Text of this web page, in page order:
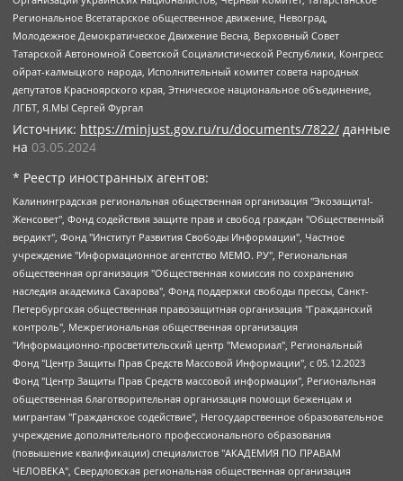
Региональное Всетатарское общественное движение, Невоград,
Молодежное Демократическое Движение Весна, Верховный Совет
Татарской Автономной Советской Социалистической Республики, Конгресс
ойрат-калмыцкого народа, Исполнительный комитет совета народных
депутатов Красноярского края, Этническое национальное объединение,
ЛГБТ, Я.МЫ Сергей Фургал
Источник: https://minjust.gov.ru/ru/documents/7822/ данные
на 03.05.2024
* Реестр иностранных агентов:
Калининградская региональная общественная организация "Экозащита!-Женсовет", Фонд содействия защите прав и свобод граждан "Общественный вердикт", Фонд "Институт Развития Свободы Информации", Частное учреждение "Информационное агентство МЕМО. РУ", Региональная общественная организация "Общественная комиссия по сохранению наследия академика Сахарова", Фонд поддержки свободы прессы, Санкт-Петербургская общественная правозащитная организация "Гражданский контроль", Межрегиональная общественная организация "Информационно-просветительский центр "Мемориал", Региональный Фонд "Центр Защиты Прав Средств Массовой Информации", с 05.12.2023 Фонд "Центр Защиты Прав Средств массовой информации", Региональная общественная благотворительная организация помощи беженцам и мигрантам "Гражданское содействие", Негосударственное образовательное учреждение дополнительного профессионального образования (повышение квалификации) специалистов "АКАДЕМИЯ ПО ПРАВАМ ЧЕЛОВЕКА", Свердловская региональная общественная организация "Сутяжник", Автономная некоммерческая организация "Центр независимых социологических исследований", Союз общественных объединений "Российский исследовательский центр по правам человека", Региональное общественное учреждение научно-информационный центр "МЕМОРИАЛ", Некоммерческая организация "Фонд защиты гласности", Автономная некоммерческая организация "Институт прав человека", Городская общественная организация "Екатеринбургское общество "МЕМОРИАЛ", Городская общественная организация "Рязанское историко-просветительское и правозащитное общество "Мемориал" (Рязанский Мемориал), Челябинский региональный орган общественной самодеятельности – женское общественное объединение "Женщины Евразии", Челябинский региональный орган общественной самодеятельности "Уральская правозащитная группа", Фонд содействия защите здоровья и социальной справедливости имени Андрея Рылькова, Автономная Некоммерческая Организация "Аналитический Центр Юрия Левады", Автономная некоммерческая организация социальной поддержки населения "Проект Апрель", Региональная общественная организация помощи женщинам и детям, находящимся в кризисной ситуации "Информационно-методический центр "Анна", Фонд содействия развитию массовых коммуникаций и правовому просвещению "Так-так-Так", Фонд содействия устойчивому развитию "Серебряная тайга", Свердловский региональный общественный фонд социальных проектов "Новое время", "Idel.Реалии", Кавказ.Реалии, Крым.Реалии, Телеканал Настоящее Время, Татаро-башкирская служба Радио Свобода (Azatliq Radiosi), Радио Свободная Европа/Радио Свобода (PCE/PC), "Сибирь.Реалии", "Фактограф", Благотворительный фонд помощи осужденным и их семьям, Автономная некоммерческая организация "Институт глобализации и социальных движений", Фонд "В защиту прав заключенных", Частное учреждение "Центр поддержки и содействия развитию средств массовой информации", Пензенский региональный общественный благотворительный фонд "Гражданский союз", "Север.Реалии", Некоммерческая организация Фонд "Правовая инициатива", Общество с ограниченной ответственностью "Радио Свободная Европа/Радио Свобода", Чешское информационное агентство "MEDIUM-ORIENT", Красноярская региональная общественная организация "Мы против СПИДа", Камалягин Денис Николаевич, Маркелов Сергей Евгеньевич, Пономарев Лев Александрович, Савицкая Людмила Алексеевна, Автономная некоммерческая организация "Центр по работе с проблемой насилия "НАСИЛИЮ.НЕТ", Межрегиональный профессиональный союз работников здравоохранения "Альянс врачей", Юридическое лицо, зарегистрированное в Латвийской Республике, SIA "Medusa Project" (регистрационный номер 40103797863, дата регистрации 10.06.2014), Некоммерческая организация "Фонд по борьбе с коррупцией", Автономная некоммерческая организация "Институт права и публичной политики", Баданин Роман Сергеевич, Гликин Максим Александрович, Железнова Мария Михайловна, Лукьянова Юлия Сергеевна, Маетная Елизавета Витальевна, Маняхин Петр Борисович, Чуракова Ольга Владимировна, Ярош Юлия Петровна, Юридическое лицо "The Insider SIA", зарегистрированное в Риге, Латвийская Республика (дата регистрации 26.06.2015), являющееся администратором доменного имени интернет-издания "The Insider SIA", https://theins.ru, Постернак Алексей Евгеньевич, Рубин Михаил Аркадьевич, Анин Роман Александрович, Юридическое лицо Istories fonds, зарегистрированное в Латвийской Республике (регистрационный номер 50008295751, дата регистрации 24.02.2020), Великовский Дмитрий Александрович, Долинина Ирина Николаевна, Мароховская Алеся Алексеевна, Шлейнов Роман Юрьевич, Шмагун Олеся Валентиновна, Общество с ограниченной ответственностью "Альтаир 2021", Общество с ограниченной ответственностью "Вега 2021", Общество с ограниченной ответственностью "Главный редактор 2021", Общество с ограниченной ответственностью "Ромашки монолит", Важенков Артем Валерьевич, Ивановская областная общественная организация "Центр гендерных исследований", Гурман Юрий Альбертович, Медиапроект "ОВД-Инфо", Егоров Владимир Владимирович, Жилинский Владимир Александрович, Общество с ограниченной ответственностью "ЗП", Иванова София Юрьевна, Карезина Инна Павловна, Кильтау Екатерина Викторовна, Петров Алексей Викторович, Пискунов Сергей Евгеньевич, Смирнов Сергей Сергеевич, Тихонов Михаил Сергеевич, Общество с ограниченной ответственностью "ЖУРНАЛИСТ-ИНОСТРАННЫЙ АГЕНТ", Арапова Галина Юрьевна, Вольтская Татьяна Анатольевна, Американская компания "Mason G.E.S. Anonymous Foundation" (США), являющаяся владельцем интернет-издания https://mnews.world/, Компания "Stichting Bellingcat", зарегистрированная в Нидерландах (дата регистрации 11.07.2018), Захаров Андрей Вячеславович, Клепиковская Екатерина Дмитриевна, Общество с ограниченной ответственностью "МЕМО", Перл Роман Александрович, Симонов Евгений Алексеевич, Соловьева Елена Анатольевна, Сотников Даниил Владимирович, Сурначева Елизавета Дмитриевна, Автономная некоммерческая организация по защите прав человека и информированию населения "Якутия – Наше Мнение", Общество с ограниченной ответственностью "Москоу диджитал медиа", с 26.01.2023 Общество с ограниченной ответственностью "Чайка Белые сады", Ветошкина Валерия Валерьевна, Заговора Максим Александрович, Межрегиональное общественное движение "Российская ЛГБТ - сеть", Оленичев Максим Владимирович, Павлов Иван Юрьевич, Скворцова Елена Сергеевна, Общество с ограниченной ответственностью "Как бы инагент", Кочетков Игорь Викторович, Общество с ограниченной ответственностью "Честные выборы", Еланчик Олег Александрович, Общество с ограниченной ответственностью "Нобелевский призыв", Гималова Регина Эмилевна, Григорьев Андрей Валерьевич, Григорьева Алина Александровна, Ассоциация по содействию защите прав призывников, альтернативнослужащих и военнослужащих "Правозащитная группа "Гражданин.Армия.Право", Хисамова Регина Фаритовна, Автономная некоммерческая организация по реализации социально-правовых программ "Лилит", Дальневосточное общественное движение "Маяк", Санкт-Петербургская ЛГБТ-инициативная группа "Выход", Инициативная группа ЛГБТ+ "Реверс", Алексеев Андрей Викторович, Бекбулатова Таисия Львовна, Беляев Иван Михайлович, Владыкина Елена Сергеевна, Гельман Марат Александрович, Никульшина Вероника Юрьевна, Толоконникова Надежда Андреевна, Шендерович Виктор Анатольевич, Общество с ограниченной ответственностью "Данное сообщение", Общество с ограниченной ответственностью Издательский дом "Новая глава", Айнбиндер Александра Александровна, Московский комьюнити-центр для ЛГБТ+инициатив, Благотворительный фонд развития филантропии, Deutsche Welle (Германия, Kurt-Schumacher-Strasse 3, 53113 Bonn), Борзунова Мария Михайловна, Воробьев Виктор Викторович, Голубева Анна Львовна, Константинова Алла Михайловна, Малкова Ирина Владимировна, Мурадов Мурад Абдулгалимович, Осетинская Елизавета Николаевна, Понасенков Евгений Николаевич, Ганапольский Матвей Юрьевич, Киселев Евгений Алексеевич, Борухович Ирина Григорьевна, Дремин Иван Тимофеевич, Дубровский Дмитрий Викторович, Красноярская региональная общественная организация поддержки и развития альтернативных образовательных технологий и межкультурных коммуникаций "ИНТЕРРА", Маяковская Екатерина Алексеевна, Фейгин Марк Захарович, Филимонов Андрей Викторович, Дзугкоева Регина Николаевна, Доброхотов Роман Александрович, Дудь Юрий Александрович, Елкин Сергей Владимирович, Кругликов Кирилл Игоревич, Сабунаева Мария Леонидовна, Семенов Алексей Владимирович, Шаинян Карен Багратович, Шульман Екатерина Михайловна, Асафьев Артур Валерьевич, Вахштайн Виктор Семенович, Венедиктов Алексей Алексеевич, Лушникова Екатерина Евгеньевна, Волков Леонид Михайлович, Невзоров Александр Глебович, Пархоменко Сергей Борисович, Сироткин Ярослав Николаевич, Кара-Мурза Владимир Владимирович, Баранова Наталья Владимировна, Гозман Леонид Яковлевич, Кагарлицкий Борис Юльевич, Климарев Михаил Валерьевич, Милов Владимир Станиславович, Автономная некоммерческая организация Краснодарский центр современного искусства "Типография", Моргенштерн Алишер Тагирович, Соболь Любовь Эдуардовна, Общество с ограниченной ответственностью "ЛИЗА НОРМ", Каспаров Гарри Кимович, Ходорковский Михаил Борисович, Общество с ограниченной ответственностью "Апрельские тезисы", Данилович Ирина Брониславовна, Кашин Олег Владимирович, Петров Николай Владимирович, Пивоваров Алексей Владимирович, Соколов Михаил Владимирович, Цветкова Юлия Владимировна, Чичваркин Евгений Александрович, Комитет против пыток/Команда против пыток, Общество с ограниченной ответственностью "Первый научный", Общество с ограниченной ответственностью "Вертолет и ко", Белоцерковская Вероника Борисовна, Кац Максим Евгеньевич, Лазарева Татьяна Юрьевна, Шаведдинов Руслан Табризович, Яшин Илья Валерьевич, Общество с ограниченной ответственностью "Иноагент ААВ", Алешковский Дмитрий Петрович, Альбац Евгения Марковна, Быков Дмитрий Львович, Галямина Юлия Евгеньевна, Лойко Сергей Леонидович, Мартынов Кирилл Константинович, Медведев Сергей Александрович, Крашенинников Федор Геннадиевич, Гордеева Катерина Вл